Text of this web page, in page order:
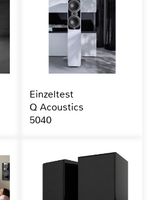
Einzeltest
Q Acoustics
5040